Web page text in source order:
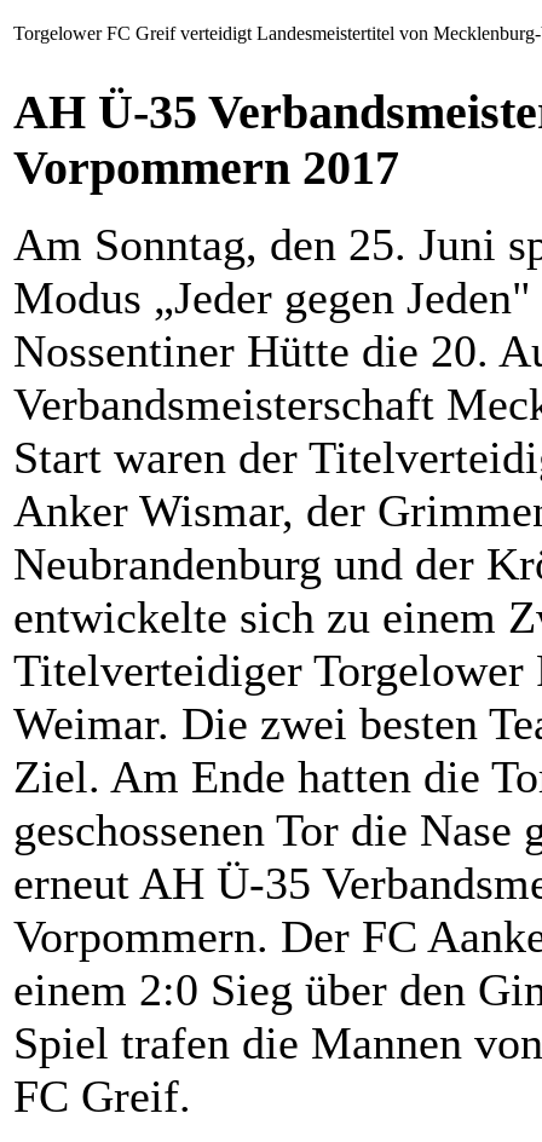
Torgelower FC Greif verteidigt Landesmeistertitel von
AH Ü-35
Vorpommern 2017
Am Sonntag, den 25. Juni
Modus „Jeder gegen
Nossentiner Hütte die 20.
Verbandsmeisterschaft
Start waren der
Anker Wismar, der
Neubrandenburg und der
entwickelte sich zu einem
Titelverteidiger
Weimar. Die zwei besten
Ziel. Am Ende hatten die
geschossenen Tor die
erneut AH Ü-35
Vorpommern. Der FC
einem 2:0 Sieg über den
Spiel trafen die Mannen
FC Greif.